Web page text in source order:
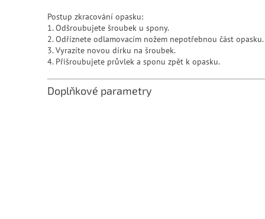
Postup zkracování opasku:
1. Odšroubujete šroubek u spony.
2. Odříznete odlamovacím nožem nepotřebnou část opasku.
3. Vyrazíte novou dírku na šroubek.
4. Přišroubujete průvlek a sponu zpět k opasku.
Doplňkové parametry